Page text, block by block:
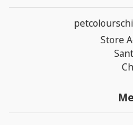
Store